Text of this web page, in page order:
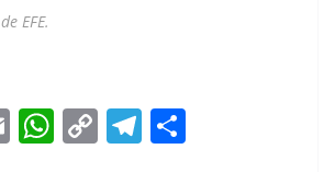
EFE.
E W C T